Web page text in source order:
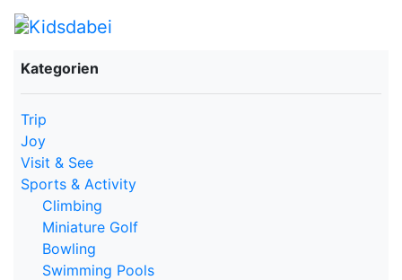
Kategorien
Trip
Joy
Visit & See
Sports & Activity
Climbing
Miniature Golf
Bowling
Swimming Pools